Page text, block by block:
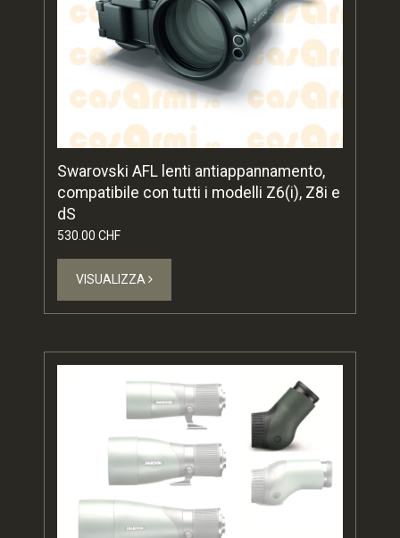
Swarovski AFL lenti antiappannamento,
compatibile con tutti i modelli Z6(i), Z8i e
dS
530.00 CHF
VISUALIZZA